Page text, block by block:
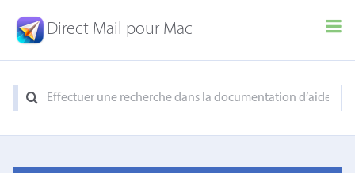
Direct Mail pour Mac